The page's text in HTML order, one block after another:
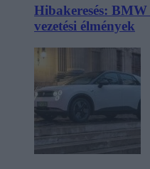
Hibakeresés: BMW
vezetési élmények